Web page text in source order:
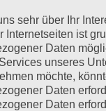
sehr über Ihr
Internetseiten ist
Daten
unseres
möchte,
Daten
Daten